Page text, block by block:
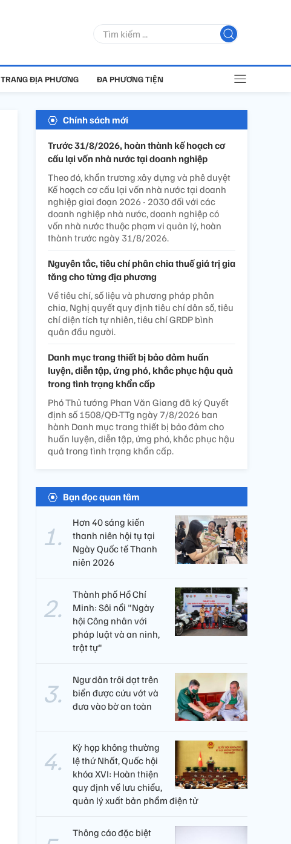
TRANG ĐỊA PHƯƠNG ĐA PHƯƠNG TIỆN
Chính sách mới
Trước 31/8/2026, hoàn thành kế hoạch cơ
cấu lại vốn nhà nước tại doanh nghiệp
Theo đó, khẩn trương xây dựng và phê duyệt
Kế hoạch cơ cấu lại vốn nhà nước tại doanh
nghiệp giai đoạn 2026 - 2030 đối với các
doanh nghiệp nhà nước, doanh nghiệp có
vốn nhà nước thuộc phạm vi quản lý, hoàn
thành trước ngày 31/8/2026.
Nguyên tắc, tiêu chí phân chia thuế giá trị gia
tăng cho từng địa phương
Về tiêu chí, số liệu và phương pháp phân
chia, Nghị quyết quy định tiêu chí dân số, tiêu
chí diện tích tự nhiên, tiêu chí GRDP bình
quân đầu người.
Danh mục trang thiết bị bảo đảm huấn
luyện, diễn tập, ứng phó, khắc phục hậu quả
trong tình trạng khẩn cấp
Phó Thủ tướng Phan Văn Giang đã ký Quyết
định số 1508/QĐ-TTg ngày 7/8/2026 ban
hành Danh mục trang thiết bị bảo đảm cho
huấn luyện, diễn tập, ứng phó, khắc phục hậu
quả trong tình trạng khẩn cấp.
Bạn đọc quan tâm
Hơn 40 sáng kiến
thanh niên hội tụ tại
Ngày Quốc tế Thanh
niên 2026
Thành phố Hồ Chí
Minh: Sôi nổi "Ngày
hội Công nhân với
pháp luật và an ninh,
trật tự"
Ngư dân trôi dạt trên
biển được cứu vớt và
đưa vào bờ an toàn
Kỳ họp không thường
lệ thứ Nhất, Quốc hội
khóa XVI: Hoàn thiện
quy định về lưu chiểu,
quản lý xuất bản phẩm điện tử
Thông cáo đặc biệt